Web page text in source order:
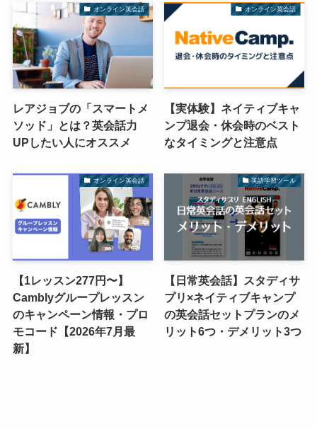
オンライン英会話
レアジョブの「スマートメ
ソッド」とは？英会話力
UPしたい人にオススメ
オンライン英会話
【実体験】ネイティブキャ
ンプ退会・休会時のベスト
なタイミングと注意点
オンライン英会話
【1レッスン277円〜】
Camblyグループレッスン
のキャンペーン情報・プロ
モコード【2026年7月最
新】
英語学習ツール
【日常英会話】スタディサ
プリ×ネイティブキャンプ
の英会話セットプランのメ
リット6つ・デメリット3つ